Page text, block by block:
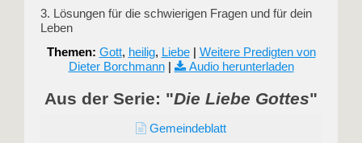
3. Lösungen für die schwierigen Fragen und für dein
Leben
Themen: Gott, heilig, Liebe| Weitere Predigten von
Dieter Borchmann| Audio herunterladen
Aus der Serie: "Die Liebe Gottes"
Gemeindeblatt